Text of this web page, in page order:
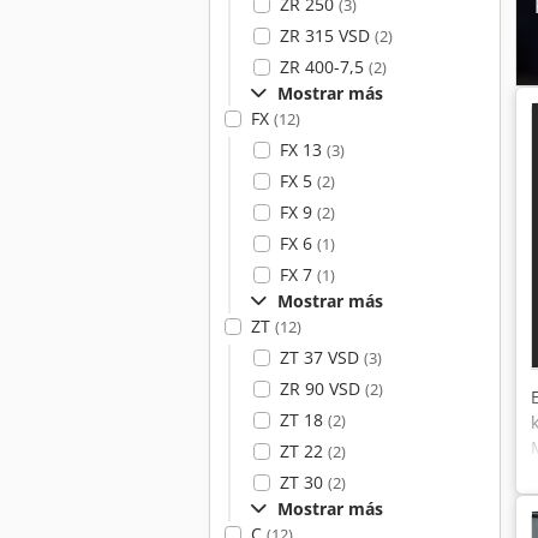
(3)
ZR 315 VSD (2)
ZR 400-7,5 (2)
Mostrar más
FX (12)
FX 13 (3)
FX 5 (2)
FX 9 (2)
FX 6 (1)
FX 7 (1)
Mostrar más
ZT (12)
ZT 37 VSD (3)
ZR 90 VSD (2)
ZT 18 (2)
ZT 22 (2)
ZT 30 (2)
Mostrar más